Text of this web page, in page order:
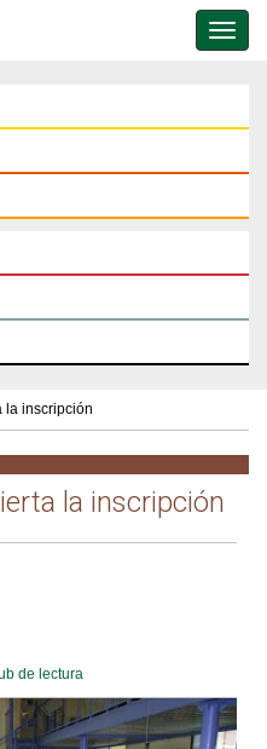
de
la inscripción
la inscripción
de lectura